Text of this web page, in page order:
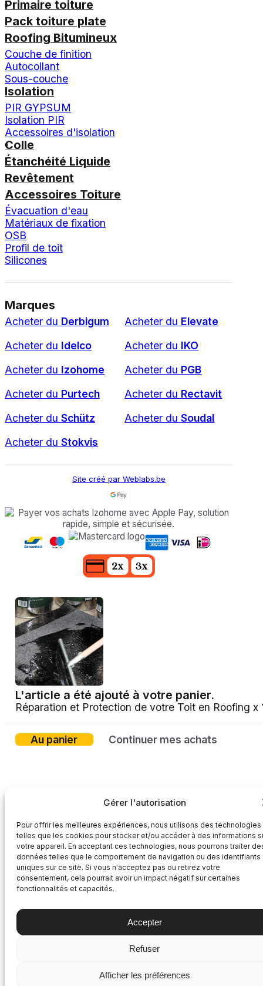
Gérer l'autorisation
Pour offrir les meilleures expériences, nous utilisons des technologies
telles que les cookies pour stocker et/ou accéder à des informations
votre appareil. En acceptant ces technologies, nous pourrons traiter
données telles que le comportement de navigation ou des identifiants
uniques sur ce site. Si vous n'acceptez pas ou retirez votre
consentement, cela pourrait avoir un impact négatif sur certaines
fonctionnalités et capacités.
Accepter
Refuser
Afficher les préférences
Primaire toiture
Pack toiture plate
Roofing Bitumineux
Couche de finition
Autocollant
Sous-couche
Isolation
PIR GYPSUM
Isolation PIR
Accessoires d'isolation
Colle
Étanchéité Liquide
Revêtement
Accessoires Toiture
Évacuation d'eau
Matériaux de fixation
OSB
Profil de toit
Silicones
Marques
Acheter du Derbigum Acheter du Elevate
Acheter du Idelco Acheter du IKO
Acheter du Izohome Acheter du PGB
Acheter du Purtech Acheter du Rectavit
Acheter du Schütz Acheter duSoudal
Acheter du Stokvis
Site créé par Weblabs.be
L'article a été ajouté à votre panier.
Réparation et Protection de votre Toit en Roofing x
Au panier Continuer mes achats